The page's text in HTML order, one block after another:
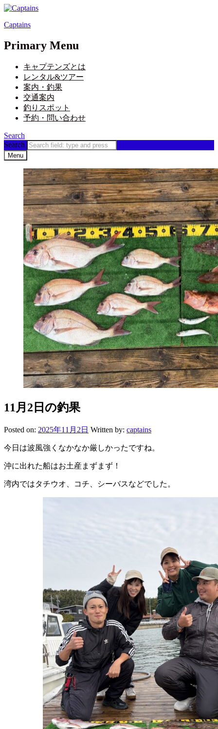
Captains
Primary Menu
キャプテンズとは
レンタル&ツアー
案内・釣果
交通案内
釣りスポット
予約・問い合わせ
Search
Search
Menu
11月2日の釣果
Posted on: 2025年11月2日 Written by: captains
今日は波風強くなかなか厳しかったですね。
沖に出れた船はお土産まずまず！
湾内ではタチウオ、コチ、シーバスなどでした。